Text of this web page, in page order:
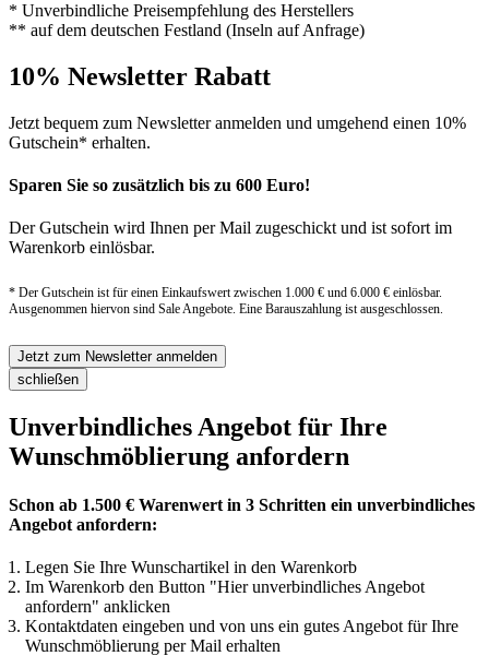
* Unverbindliche Preisempfehlung des Herstellers
** auf dem deutschen Festland (Inseln auf Anfrage)
10% Newsletter Rabatt
Jetzt bequem zum Newsletter anmelden und umgehend einen 10%
Gutschein* erhalten.
Sparen Sie so zusätzlich bis zu 600 Euro!
Der Gutschein wird Ihnen per Mail zugeschickt und ist sofort im
Warenkorb einlösbar.
* Der Gutschein ist für einen Einkaufswert zwischen 1.000 € und 6.000 € einlösbar.
Ausgenommen hiervon sind Sale Angebote. Eine Barauszahlung ist ausgeschlossen.
Jetzt zum Newsletter anmelden
schließen
Unverbindliches Angebot für Ihre
Wunschmöblierung anfordern
Schon ab 1.500 € Warenwert in 3 Schritten ein unverbindliches
Angebot anfordern:
Legen Sie Ihre Wunschartikel in den Warenkorb
Im Warenkorb den Button "Hier unverbindliches Angebot
anfordern" anklicken
Kontaktdaten eingeben und von uns ein gutes Angebot für Ihre
Wunschmöblierung per Mail erhalten